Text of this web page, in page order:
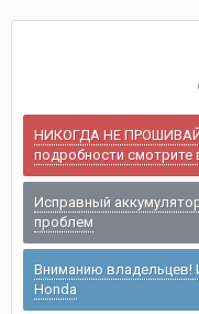
НИКОГДА НЕ
подробности смотрите
Исправный
проблем
Вниманию владельцев!
Honda